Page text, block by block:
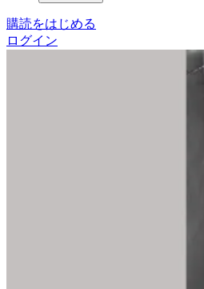
購読をはじめる
ログイン